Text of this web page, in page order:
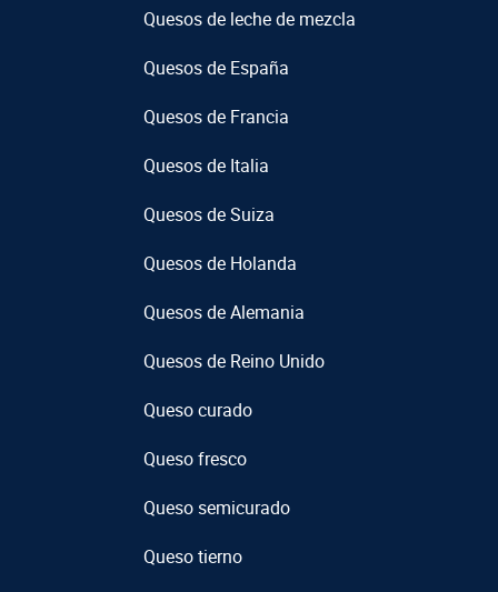
Quesos de leche de mezcla
Quesos de España
Quesos de Francia
Quesos de Italia
Quesos de Suiza
Quesos de Holanda
Quesos de Alemania
Quesos de Reino Unido
Queso curado
Queso fresco
Queso semicurado
Queso tierno